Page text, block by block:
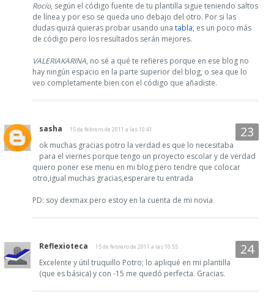
Rocío, según el código fuente de tu plantilla sigue teniendo saltos
de línea y por eso se queda uno debajo del otro. Por si las
dudas quizá quieras probar usando una tabla, es un poco más
de código pero los resultados serán mejores.
VALERIAKARINA, no sé a qué te refieres porque en ese blog no
hay ningún espacio en la parte superior del blog, o sea que lo
veo completamente bien con el código que añadiste.
sasha 15 de febrero de 2011 a las 10:41
ok muchas gracias potro la verdad es que lo necesitaba
para el viernes porque tengo un proyecto escolar y de verdad
quiero poner ese menu en mi blog pero tendre que colocar
otro,igual muchas gracias,esperare tu entrada
PD: soy dexmax pero estoy en la cuenta de mi novia
Reflexioteca 15 de febrero de 2011 a las 10:55
Excelente y útil truquillo Potro; lo apliqué en mi plantilla
(que es básica) y con -15 me quedó perfecta. Gracias.